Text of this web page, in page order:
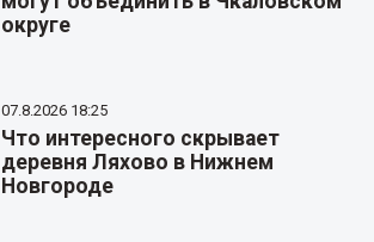
округе
07.8.2026 18:25
Что интересного скрывает
деревня Ляхово в Нижнем
Новгороде